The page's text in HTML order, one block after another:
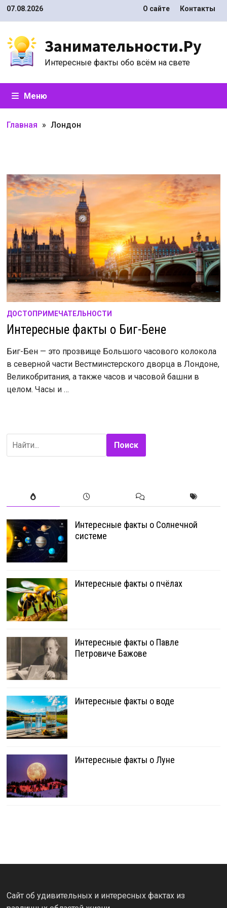
Перейти
07.08.2026 О сайте Контакты
Занимательности.Ру
Интересные факты обо всём на свете
Меню
Главная » Лондон
ДОСТОПРИМЕЧАТЕЛЬНОСТИ
Интересные факты о Биг-Бене
Биг-Бен — это прозвище Большого часового колокола
в северной части Вестминстерского дворца в Лондоне,
Великобритания, а также часов и часовой башни в
целом. Часы и …
Поиск
Интересные факты о Солнечной
системе
Интересные факты о пчёлах
Интересные факты о Павле
Петровиче Бажове
Интересные факты о воде
Интересные факты о Луне
Сайт об удивительных и интересных фактах из